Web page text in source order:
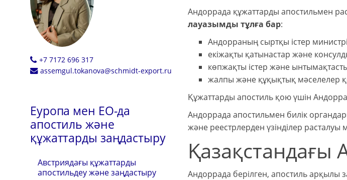
+7 7172 696 317
assemgul.tokanova@schmidt-export.ru
Еуропа мен ЕО-да
апостиль және
құжаттарды заңдастыру
Австриядағы құжаттарды
апостильдеу және заңдастыру
Андоррада құжаттарды апостильмен
лауазымды тұлға бар:
Андорраның сыртқы істер министрі
екіжақты қатынастар және
көпжақты істер және
жалпы және құқықтық мәселелер
Құжаттарды апостиль қою үшін Андорра
Андоррада апостильмен билік
және реестрлерден үзінділер расталуы
Қазақстандағы
Андоррада берілген, апостиль арқылы